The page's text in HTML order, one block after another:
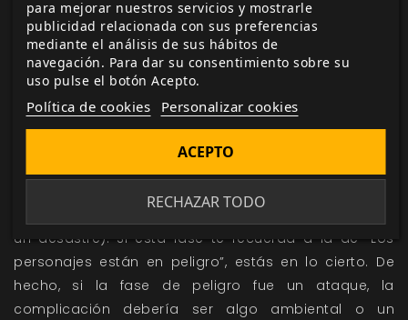
bastante claro qué es lo que necesitan hacer, y
tomar un rumbo definido y actuar con decisión. Y
este es el momento en el que todo empezará a ir
mal. Quizás otro grupo presente su tarjeta de visita
mediante un ataque. Quizás la aparentemente
sencilla explicación escondía otra cosa. Por lo
un desastre). Si esta fase te recuerda a la de “Los
personajes están en peligro”, estás en lo cierto. De
hecho, si la fase de peligro fue un ataque, la
complicación debería ser algo ambiental o un
para mejorar nuestros servicios y mostrarle
publicidad relacionada con sus preferencias
mediante el análisis de sus hábitos de
navegación. Para dar su consentimiento sobre su
uso pulse el botón Acepto.
Política de cookies Personalizar cookies
RECHAZAR TODO
ACEPTO